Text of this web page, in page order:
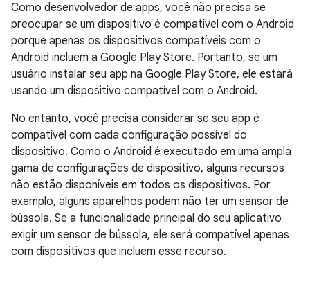
Como desenvolvedor de apps, você não precisa se
preocupar se um dispositivo é compatível com o Android
porque apenas os dispositivos compatíveis com o
Android incluem a Google Play Store. Portanto, se um
usuário instalar seu app na Google Play Store, ele estará
usando um dispositivo compatível com o Android.
No entanto, você precisa considerar se seu app é
compatível com cada configuração possível do
dispositivo. Como o Android é executado em uma ampla
gama de configurações de dispositivo, alguns recursos
não estão disponíveis em todos os dispositivos. Por
exemplo, alguns aparelhos podem não ter um sensor de
bússola. Se a funcionalidade principal do seu aplicativo
exigir um sensor de bússola, ele será compatível apenas
com dispositivos que incluem esse recurso.